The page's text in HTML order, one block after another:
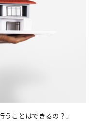
うことはできるの？」